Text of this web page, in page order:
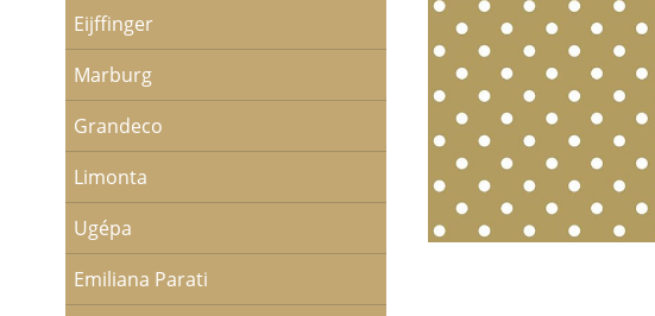
Eijffinger
Marburg
Grandeco
Limonta
Ugépa
Emiliana Parati